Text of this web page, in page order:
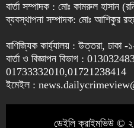
বার্তা সম্পাদক : মোঃ কামরুল হাসান
ব্যবস্থাপনা সম্পাদক: মোঃ আশিকুর
বাণিজ্যিক কার্য্যালয় : উত্তরা, ঢাকা
বার্তা ও বিজ্ঞাপন বিভাগ :
01733332010,01721238414
ইমেইল :
ডেইলি ক্রাইমভিউ ©